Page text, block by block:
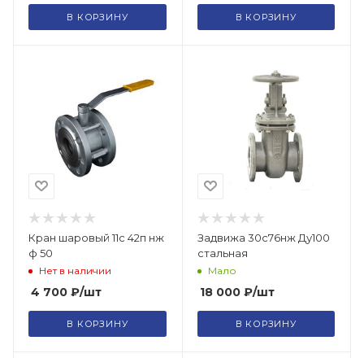
В КОРЗИНУ В КОРЗИНУ
Кран шаровый 11с 42п нж
ф 50
Нет в наличии
4 700 ₽/шт
В КОРЗИНУ
Задвижа 30с76нж Ду100
стальная
Мало
18 000₽/шт
В КОРЗИНУ